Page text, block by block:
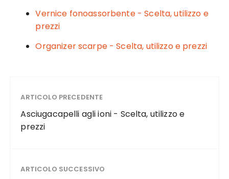
Vernice fonoassorbente - Scelta, utilizzo e
prezzi
Organizer scarpe - Scelta, utilizzo e prezzi
ARTICOLO PRECEDENTE
Asciugacapelli agli ioni - Scelta, utilizzo e
prezzi
ARTICOLO SUCCESSIVO